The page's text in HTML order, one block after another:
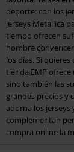
deporte: con los
jerseys Metallica
tiempo ofrecen
hombre
los días. Si
tienda EMP ofrece
sino también las
grandes precios y
adorna los jerseys
complementan
compra online la